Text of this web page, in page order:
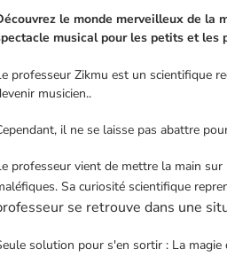
le monde merveilleux de la
musical pour les petits et les
professeur Zikmu est un scientifique
musicien..
il ne se laisse pas abattre
professeur vient de mettre la main
Sa curiosité scientifique
se retrouve dans une
solution pour s'en sortir : La magie